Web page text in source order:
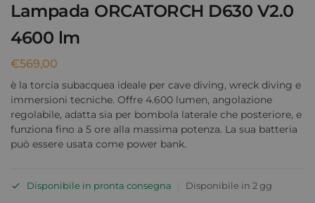
Lampada ORCATORCH D630 V2.0
4600 lm
€569,00
è la torcia subacquea ideale per cave diving, wreck diving e
immersioni tecniche. Offre 4.600 lumen, angolazione
regolabile, adatta sia per bombola laterale che posteriore, e
funziona fino a 5 ore alla massima potenza. La sua batteria
può essere usata come power bank.
Disponibile in pronta consegna Disponibile in 2 gg